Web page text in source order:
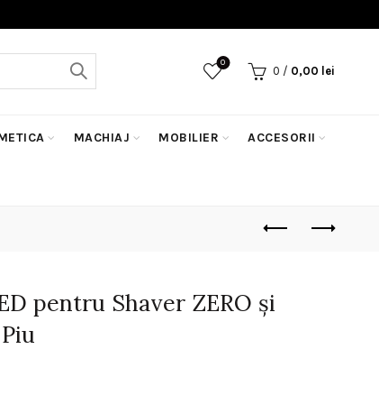
0
0 / 0,00 lei
MACHIAJ MOBILIER ACCESORII
pentru Shaver ZERO și